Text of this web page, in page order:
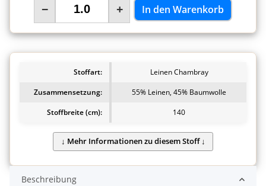
− + In den Warenkorb
Stoffart:
Leinen Chambray
Zusammensetzung:
55% Leinen, 45% Baumwolle
Stoffbreite (cm):
140
Beschreibung